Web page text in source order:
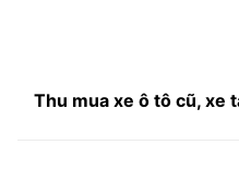
Thu mua xe ô tô cũ, xe